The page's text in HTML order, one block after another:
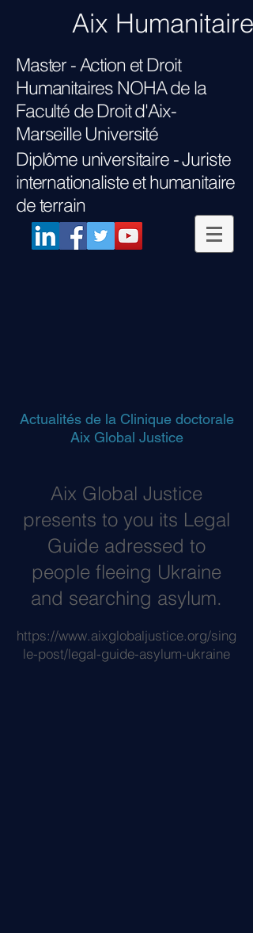
Aix Humanitaire
Master - Action et Droit
Humanitaires NOHAde la
Faculté de Droit d'Aix-
Marseille Université
Diplôme universitaire -Juriste
internationaliste et humanitaire
de terrain
Actualités de la Clinique doctorale
Aix Global Justice
Aix Global Justice
presents to you its Legal
Guide adressed to
people fleeing Ukraine
and searching asylum.
https://www.aixglobaljustice.org/sing
le-post/legal-guide-asylum-ukraine